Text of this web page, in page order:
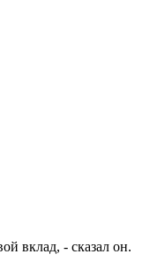
вклад, - сказал он.